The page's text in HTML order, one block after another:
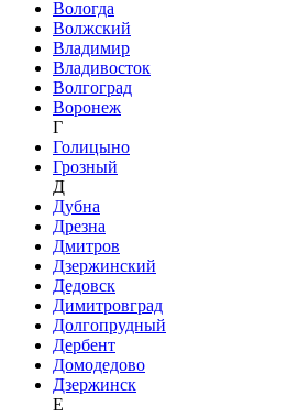
Вологда
Волжский
Владимир
Владивосток
Волгоград
Воронеж
Г
Голицыно
Грозный
Д
Дубна
Дрезна
Дмитров
Дзержинский
Дедовск
Димитровград
Долгопрудный
Дербент
Домодедово
Дзержинск
Е